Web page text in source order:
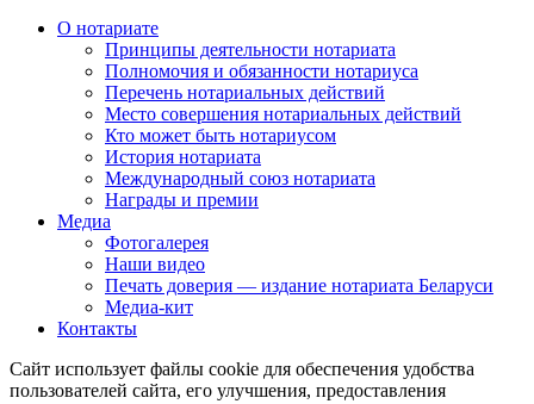
О нотариате
Принципы деятельности нотариата
Полномочия и обязанности нотариуса
Перечень нотариальных действий
Место совершения нотариальных действий
Кто может быть нотариусом
История нотариата
Международный союз нотариата
Награды и премии
Медиа
Фотогалерея
Наши видео
Печать доверия — издание нотариата Беларуси
Медиа-кит
Контакты
Сайт использует файлы cookie для обеспечения удобства
пользователей сайта, его улучшения, предоставления